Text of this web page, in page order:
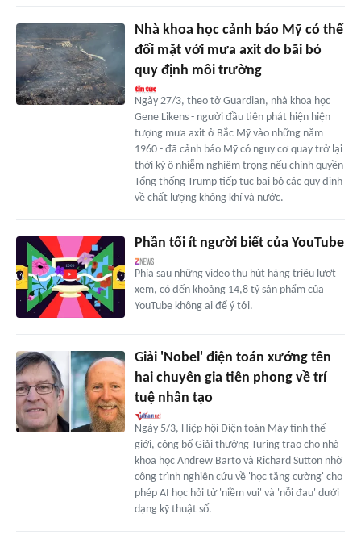
Nhà khoa học cảnh báo Mỹ có thể
đối mặt với mưa axit do bãi bỏ
quy định môi trường
Ngày 27/3, theo tờ Guardian, nhà khoa học
Gene Likens - người đầu tiên phát hiện hiện
tượng mưa axit ở Bắc Mỹ vào những năm
1960 - đã cảnh báo Mỹ có nguy cơ quay trở lại
thời kỳ ô nhiễm nghiêm trọng nếu chính quyền
Tổng thống Trump tiếp tục bãi bỏ các quy định
về chất lượng không khí và nước.
Phần tối ít người biết của YouTube
Phía sau những video thu hút hàng triệu lượt
xem, có đến khoảng 14,8 tỷ sản phẩm của
YouTube không ai để ý tới.
Giải 'Nobel' điện toán xướng tên
hai chuyên gia tiên phong về trí
tuệ nhân tạo
Ngày 5/3, Hiệp hội Điện toán Máy tính thế
giới, công bố Giải thưởng Turing trao cho nhà
khoa học Andrew Barto và Richard Sutton nhờ
công trình nghiên cứu về 'học tăng cường' cho
phép AI học hỏi từ 'niềm vui' và 'nỗi đau' dưới
dạng kỹ thuật số.